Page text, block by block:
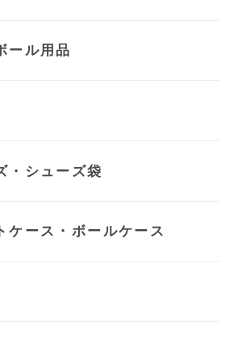
ール用品
・シューズ袋
ケース・ボールケース